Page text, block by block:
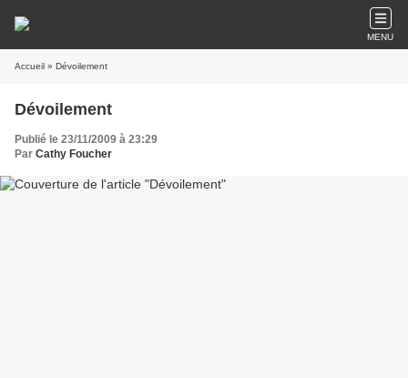
MENU
Accueil » Dévoilement
Dévoilement
Publié le 23/11/2009 à 23:29
Par Cathy Foucher